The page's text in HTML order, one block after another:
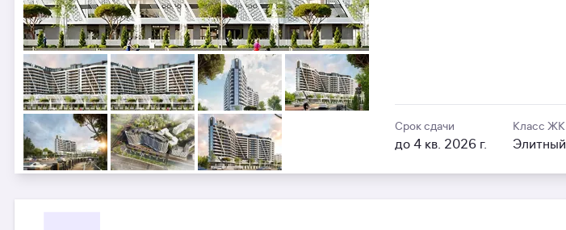
Срок сдачи
до 4 кв. 2026 г.
Класс ЖК
Элитный